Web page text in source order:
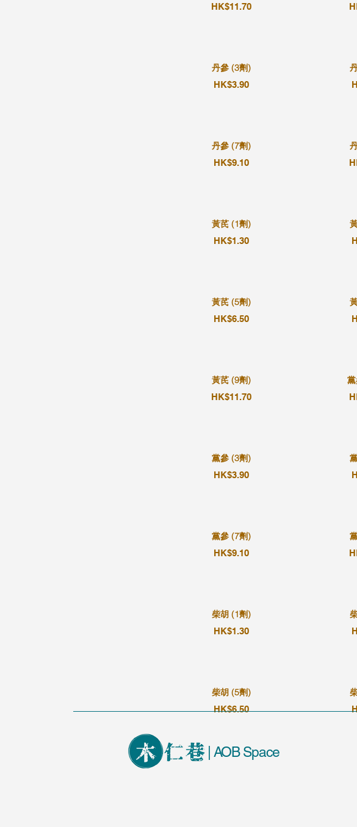
HK$11.70
丹參 (3劑)
HK$3.90
丹參 (7劑)
HK$9.10
黃芪 (1劑)
HK$1.30
黃芪 (5劑)
HK$6.50
黃芪 (9劑)
HK$11.70
黨參 (3劑)
HK$3.90
黨參 (7劑)
HK$9.10
柴胡 (1劑)
HK$1.30
柴胡 (5劑)
HK$6.50
| AOB Space